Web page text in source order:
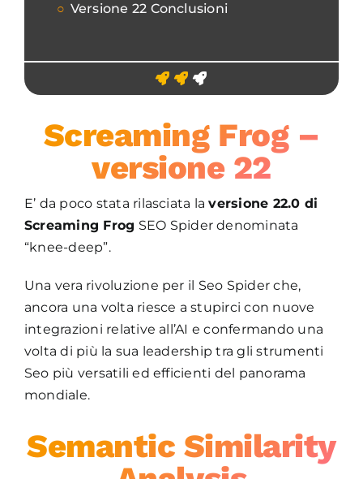
Versione 22 Conclusioni
Screaming Frog –
versione 22
E’ da poco stata rilasciata laversione 22.0 di
Screaming Frog SEO Spider denominata
“knee-deep”.
Una vera rivoluzione per il Seo Spider che,
ancora una volta riesce a stupirci con nuove
integrazioni relative all’AI e confermando una
volta di più la sua leadership tra gli strumenti
Seo più versatili ed efficienti del panorama
mondiale.
Semantic Similarity